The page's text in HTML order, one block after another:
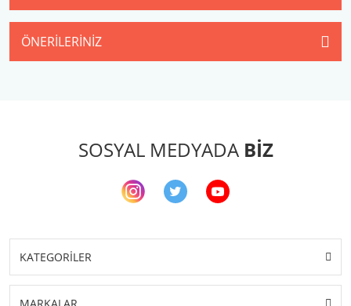
ÖNERILERINIZ
SOSYAL MEDYADA BİZ
KATEGORİLER